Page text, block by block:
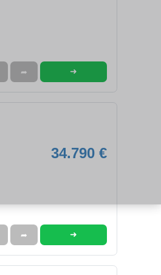
➦ ➜
34.790 €
➦ ➜